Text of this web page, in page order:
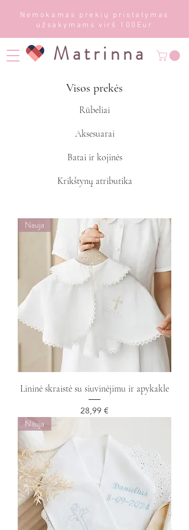
Nemokamas prekių pristatymas
užsakymams virš 100Eur
Matrinna
Visos prekės
Rūbeliai
Aksesuarai
Batai ir kojinės
Krikštynų atributika
Nauja
Lininė skraistė su siuvinėjimu ir apykakle
Kaina
28,99 €
Nauja